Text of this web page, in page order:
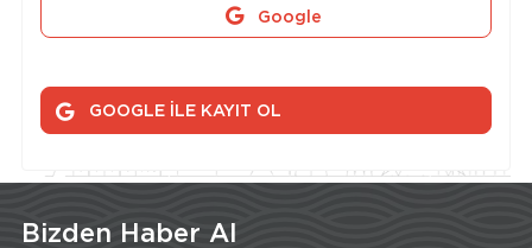
Google
GOOGLE İLE KAYIT OL
Bizden Haber Al